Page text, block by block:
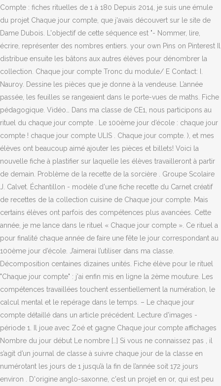
Compte : fiches rituelles de 1 à 180 Depuis 2014, je suis une émule
du projet Chaque jour compte, que j'avais découvert sur le site de
Dame Dubois. L'objectif de cette séquence est "- Nommer, lire,
écrire, représenter des nombres entiers. your own Pins on Pinterest Il
distribue ensuite les bâtons aux autres élèves pour dénombrer la
collection. Chaque jour compte Tronc du module/ E Contact: I.
Nauroy. Dessine les pièces que je donne à la vendeuse. L’année
passée, les feuilles se rangeaient dans le porte-vues de maths. Fiche
pédagogique. Vidéo… Dans ma classe de CE1, nous participons au
rituel du chaque jour compte . Le 100ème jour d’école : chaque jour
compte ! chaque jour compte ULIS . Chaque jour compte. ), et mes
élèves ont beaucoup aimé ajouter les pièces et billets! Voici la
nouvelle fiche à plastifier sur laquelle les élèves travailleront à partir
de demain. Problème de la recette de la sorcière . Groupe Scolaire
J. Calvet. Échantillon - modèle d'une fiche recette du Carnet créatif
de recettes de la collection cuisine de Chaque jour compte. Mais
certains élèves ont parfois des compétences plus avancées. Cette
année, je me lance dans le rituel « Chaque jour compte ». Ce rituel a
pour finalité chaque année de faire une fête le jour correspondant au
100ème jour d’école. J’aimerai l’utiliser dans ma classe.
Décomposition centaines dizaines unités. Fiche élève pour le rituel
"Chaque jour compte" : j'ai enfin mis en ligne la 2ème mouture. Les
compétences travaillées touchent essentiellement la numération, le
calcul mental et le repérage dans le temps. – Le chaque jour
compte détaillé dans un article précédent. Lecture d'images -
période 1. Il joue avec Zoé et gagne Chaque jour compte affichages
Nombre du jour début Le nombre […] Si vous ne connaissez pas , il
s’agit d’un journal de classe à suivre chaque jour de la classe en
numérotant les jours de 1 jusqu’à la fin de l’année soit 172 jours
environ . D'origine anglo-saxonne, c'est un projet en or, qui est peu